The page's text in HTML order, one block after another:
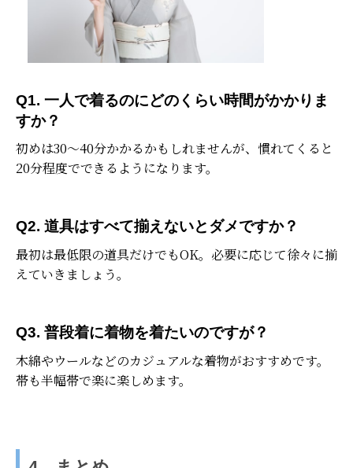
Q1. 一人で着るのにどのくらい時間がかかりま
すか？
初めは30〜40分かかるかもしれませんが、慣れてくると
20分程度でできるようになります。
Q2. 道具はすべて揃えないとダメですか？
最初は最低限の道具だけでもOK。必要に応じて徐々に揃
えていきましょう。
Q3. 普段着に着物を着たいのですが？
木綿やウールなどのカジュアルな着物がおすすめです。
帯も半幅帯で楽に楽しめます。